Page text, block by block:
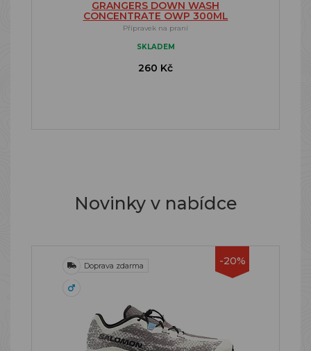
GRANGERS DOWN WASH
CONCENTRATE OWP 300ML
Přípravek na praní
SKLADEM
260 Kč
Novinky v nabídce
-20%
Doprava zdarma